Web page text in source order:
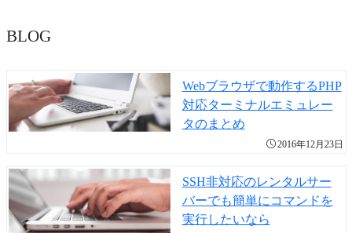
BLOG
Webブラウザで動作するPHP
対応ターミナルエミュレー
タのまとめ
2016年12月23日
SSH非対応のレンタルサー
バーでも簡単にコマンドを
実行したいなら